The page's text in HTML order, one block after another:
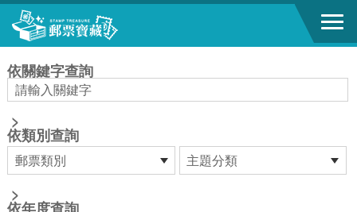
跳到主要內容區塊
依關鍵字查詢
>
依類別查詢
>